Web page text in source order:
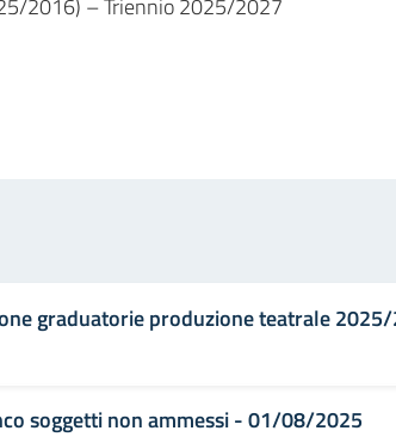
2016) – Triennio 2025/2027
su Facebook
pagina su Twitter
questa pagina su Linkedin
graduatorie produzione teatrale
soggetti non ammessi - 01/08/2025